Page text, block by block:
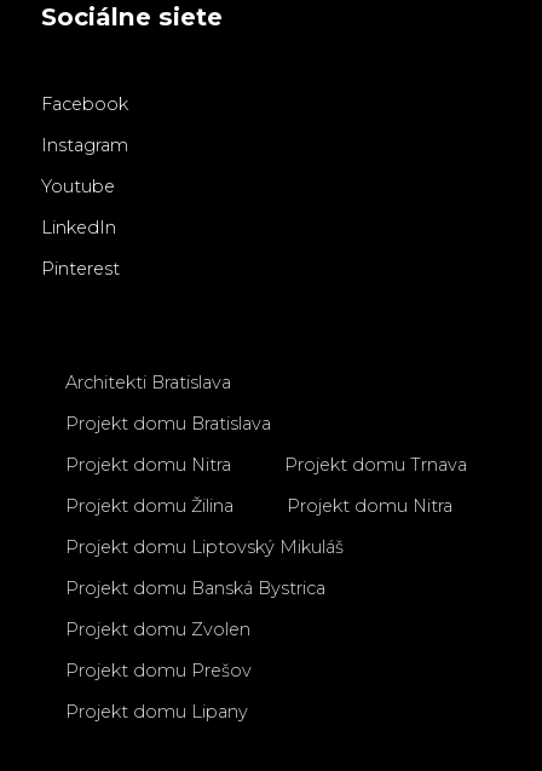
Sociálne siete
Facebook
Instagram
Youtube
LinkedIn
Pinterest
Architekti Bratislava
Projekt domu Bratislava
Projekt domu Nitra
Projekt domu Trnava
Projekt domu Žilina
Projekt domu Nitra
Projekt domu Liptovský Mikuláš
Projekt domu Banská Bystrica
Projekt domu Zvolen
Projekt domu Prešov
Projekt domu Lipany